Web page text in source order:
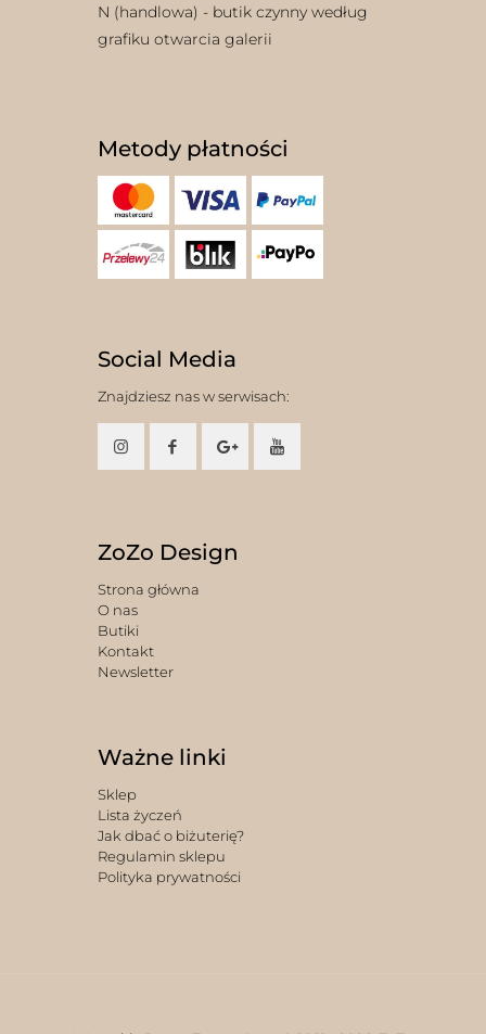
N (handlowa) - butik czynny według
grafiku otwarcia galerii
Metody płatności
Social Media
Znajdziesz nas w serwisach:
ZoZo Design
Strona główna
O nas
Butiki
Kontakt
Newsletter
Ważne linki
Sklep
Lista życzeń
Jak dbać o biżuterię?
Regulamin sklepu
Polityka prywatności